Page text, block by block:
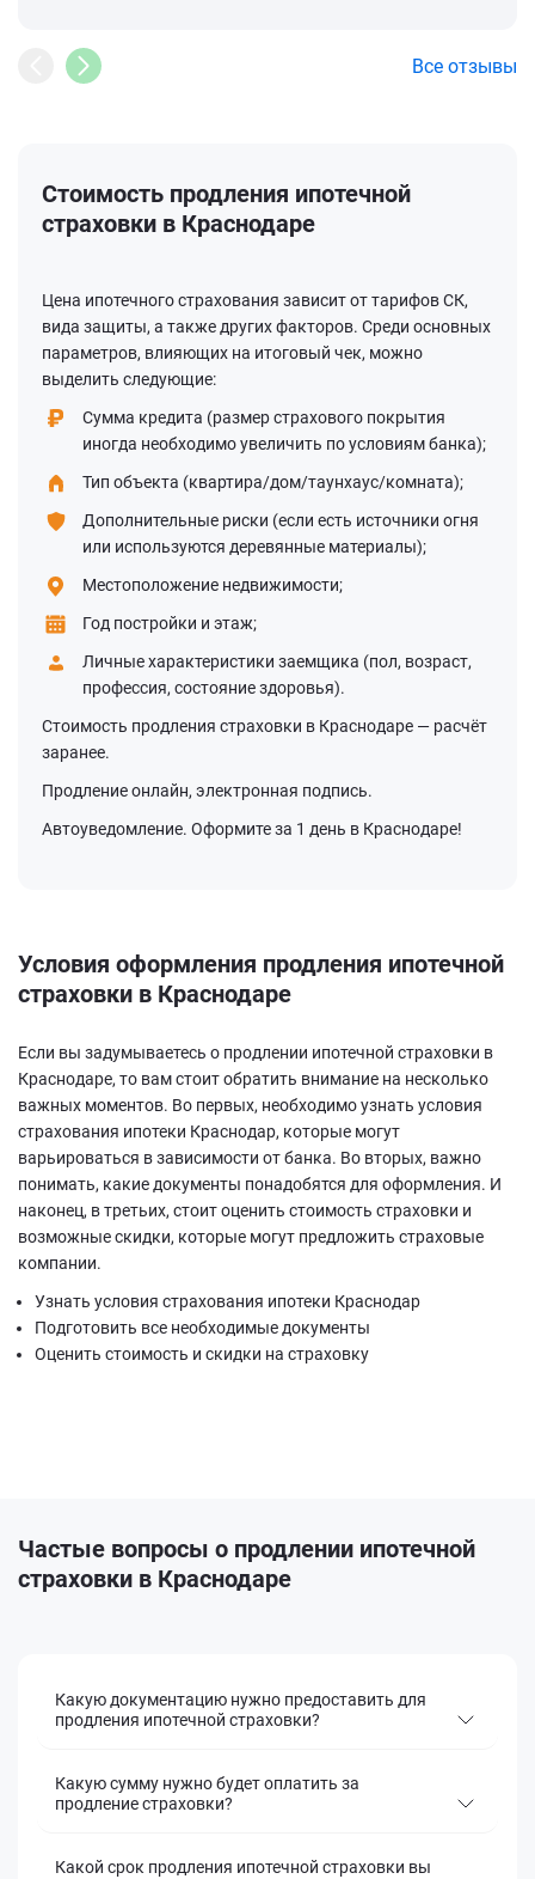
Все отзывы
Стоимость продления ипотечной
страховки в Краснодаре
Цена ипотечного страхования зависит от тарифов СК,
вида защиты, а также других факторов. Среди основных
параметров, влияющих на итоговый чек, можно
выделить следующие:
Сумма кредита (размер страхового покрытия
иногда необходимо увеличить по условиям банка);
Тип объекта (квартира/дом/таунхаус/комната);
Дополнительные риски (если есть источники огня
или используются деревянные материалы);
Местоположение недвижимости;
Год постройки и этаж;
Личные характеристики заемщика (пол, возраст,
профессия, состояние здоровья).
Стоимость продления страховки в Краснодаре — расчёт
заранее.
Продление онлайн, электронная подпись.
Автоуведомление. Оформите за 1 день в Краснодаре!
Условия оформления продления ипотечной
страховки в Краснодаре
Если вы задумываетесь о продлении ипотечной страховки в
Краснодаре, то вам стоит обратить внимание на несколько
важных моментов. Во первых, необходимо узнать условия
страхования ипотеки Краснодар, которые могут
варьироваться в зависимости от банка. Во вторых, важно
понимать, какие документы понадобятся для оформления. И
наконец, в третьих, стоит оценить стоимость страховки и
возможные скидки, которые могут предложить страховые
компании.
Узнать условия страхования ипотеки Краснодар
Подготовить все необходимые документы
Оценить стоимость и скидки на страховку
Частые вопросы о продлении ипотечной
страховки в Краснодаре
Какую документацию нужно предоставить для
продления ипотечной страховки?
Какую сумму нужно будет оплатить за
продление страховки?
Какой срок продления ипотечной страховки вы